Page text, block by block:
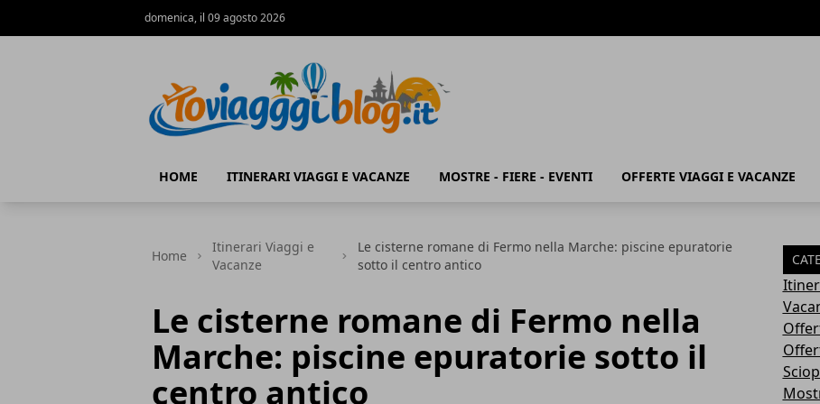
domenica, il 09 agosto 2026
HOME ITINERARI VIAGGI E VACANZE MOSTRE - FIERE - EVENTI OFFERTE VIAGGI E VACANZE
Home
Itinerari Viaggi e
Vacanze
Le cisterne romane di Fermo nella Marche: piscine epuratorie
sotto il centro antico
Le cisterne romane di Fermo nella
Marche: piscine epuratorie sotto il
centro antico